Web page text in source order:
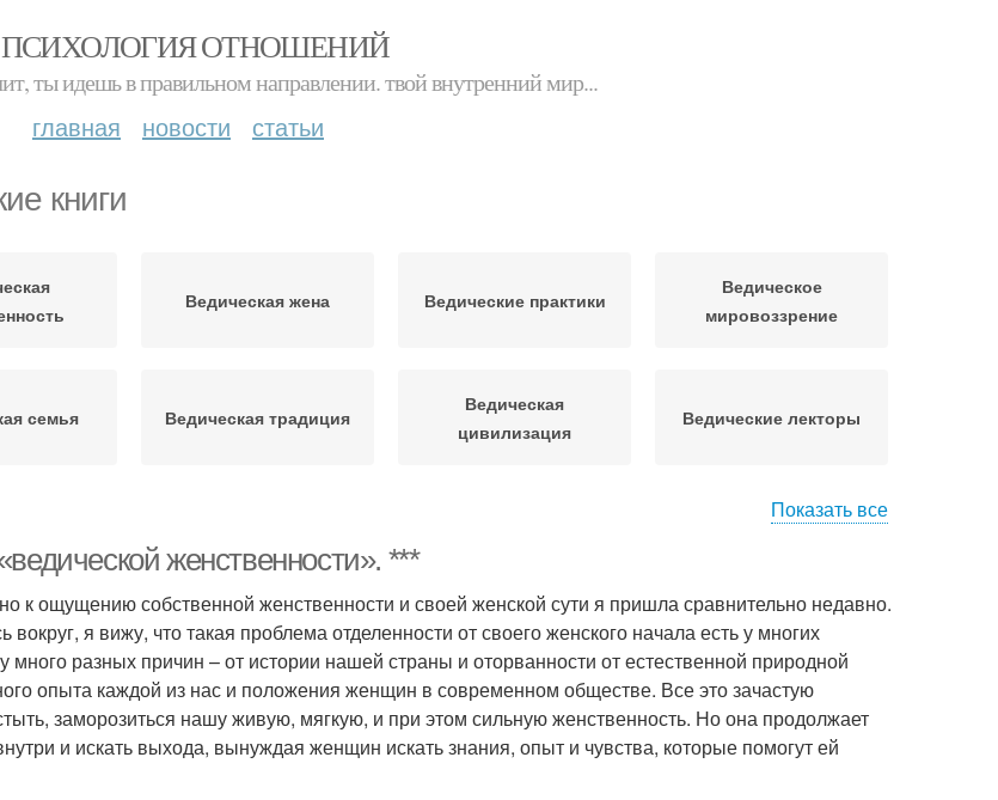
ПСИХОЛОГИЯ ОТНОШЕНИЙ
ты идешь в правильном направлении. твой внутренний мир...
главная новости статьи
книги
Ведическая жена Ведические практики
Ведическое
мировоззрение
семья Ведическая традиция
Ведическая
цивилизация
Ведические лекторы
Показать все
женственности». ***
к ощущению собственной женственности и своей женской сути я пришла сравнительно недавно.
вокруг, я вижу, что такая проблема отделенности от своего женского начала есть у многих
разных причин – от истории нашей страны и оторванности от естественной природной
опыта каждой из нас и положения женщин в современном обществе. Все это зачастую
заморозиться нашу живую, мягкую, и при этом сильную женственность. Но она продолжает
и искать выхода, вынуждая женщин искать знания, опыт и чувства, которые помогут ей